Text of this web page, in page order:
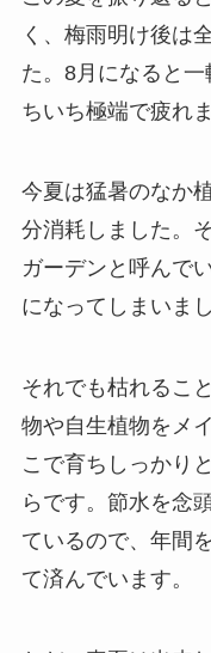
く、梅雨明け後は
た。8月になると
ちいち極端で疲れま
今夏は猛暑のなか
分消耗しました。
ガーデンと呼んで
になってしまいまし
それでも枯れるこ
物や自生植物をメ
こで育ちしっかり
らです。節水を念
ているので、年間
て済んでいます。